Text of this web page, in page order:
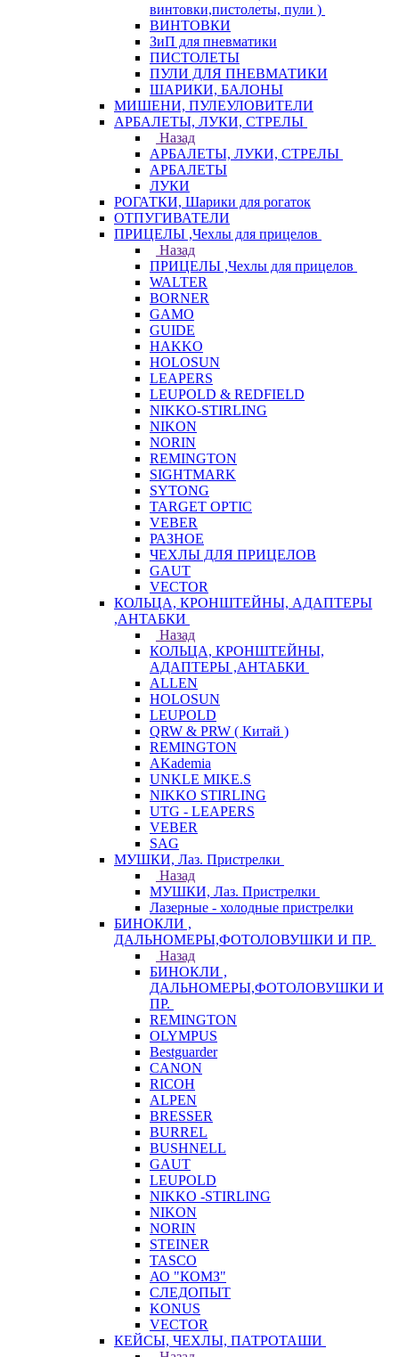
винтовки,пистолеты, пули )
ВИНТОВКИ
ЗиП для пневматики
ПИСТОЛЕТЫ
ПУЛИ ДЛЯ ПНЕВМАТИКИ
ШАРИКИ, БАЛОНЫ
МИШЕНИ, ПУЛЕУЛОВИТЕЛИ
АРБАЛЕТЫ, ЛУКИ, СТРЕЛЫ
Назад
АРБАЛЕТЫ, ЛУКИ, СТРЕЛЫ
АРБАЛЕТЫ
ЛУКИ
РОГАТКИ, Шарики для рогаток
ОТПУГИВАТЕЛИ
ПРИЦЕЛЫ ,Чехлы для прицелов
Назад
ПРИЦЕЛЫ ,Чехлы для прицелов
WALTER
BORNER
GAMO
GUIDE
HAKKO
HOLOSUN
LEAPERS
LEUPOLD & REDFIELD
NIKKO-STIRLING
NIKON
NORIN
REMINGTON
SIGHTMARK
SYTONG
TARGET OPTIC
VEBER
РАЗНОЕ
ЧЕХЛЫ ДЛЯ ПРИЦЕЛОВ
GAUT
VECTOR
КОЛЬЦА, КРОНШТЕЙНЫ, АДАПТЕРЫ
,АНТАБКИ
Назад
КОЛЬЦА, КРОНШТЕЙНЫ,
АДАПТЕРЫ ,АНТАБКИ
ALLEN
HOLOSUN
LEUPOLD
QRW & PRW ( Китай )
REMINGTON
AKademia
UNKLE MIKE.S
NIKKO STIRLING
UTG - LEAPERS
VEBER
SAG
МУШКИ, Лаз. Пристрелки
Назад
МУШКИ, Лаз. Пристрелки
Лазерные - холодные пристрелки
БИНОКЛИ ,
ДАЛЬНОМЕРЫ,ФОТОЛОВУШКИ И ПР.
Назад
БИНОКЛИ ,
ДАЛЬНОМЕРЫ,ФОТОЛОВУШКИ И
ПР.
REMINGTON
OLYMPUS
Bestguarder
CANON
RICOH
ALPEN
BRESSER
BURREL
BUSHNELL
GAUT
LEUPOLD
NIKKO -STIRLING
NIKON
NORIN
STEINER
TASCO
АО "КОМЗ"
СЛЕДОПЫТ
KONUS
VECTOR
КЕЙСЫ, ЧЕХЛЫ, ПАТРОТАШИ